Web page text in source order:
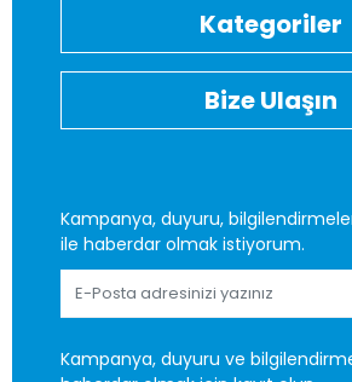
Kategoriler
Bize Ulaşın
Kampanya, duyuru,
ile haberdar olmak istiyorum.
Kampanya, duyuru ve